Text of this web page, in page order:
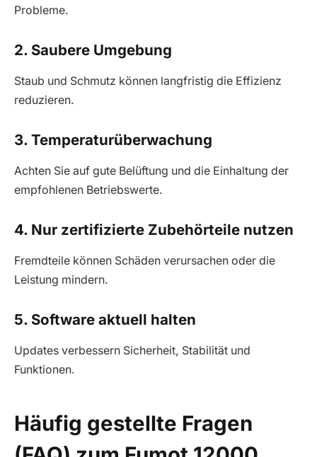
Probleme.
2. Saubere Umgebung
Staub und Schmutz können langfristig die Effizienz
reduzieren.
3. Temperaturüberwachung
Achten Sie auf gute Belüftung und die Einhaltung der
empfohlenen Betriebswerte.
4. Nur zertifizierte Zubehörteile nutzen
Fremdteile können Schäden verursachen oder die
Leistung mindern.
5. Software aktuell halten
Updates verbessern Sicherheit, Stabilität und
Funktionen.
Häufig gestellte Fragen